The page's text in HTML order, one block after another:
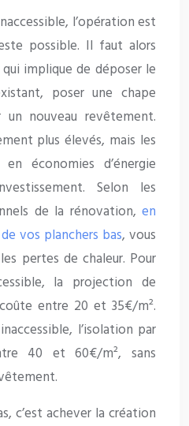
l’opération est
possible. Il faut alors
implique de déposer le
poser une chape
nouveau revêtement.
plus élevés, mais les
économies d’énergie
Selon les
de la rénovation, en
vos planchers bas, vous
pertes de chaleur. Pour
la projection de
entre 20 et 35€/m².
l’isolation par
40 et 60€/m², sans
c’est achever la création